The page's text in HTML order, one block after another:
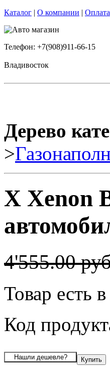
Каталог | О компании | Оплата
Телефон: +7(908)911-66-15
Владивосток
Дерево
>
X Xenon
4'555.00
Товар есть
Код